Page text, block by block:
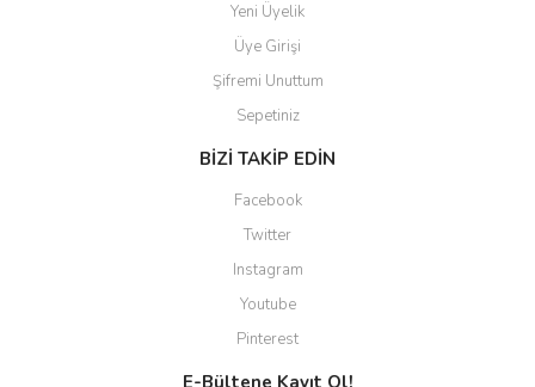
Yeni Üyelik
Üye Girişi
Şifremi Unuttum
Sepetiniz
BİZİ TAKİP EDİN
Facebook
Twitter
Instagram
Youtube
Pinterest
E-Bültene Kayıt Ol!